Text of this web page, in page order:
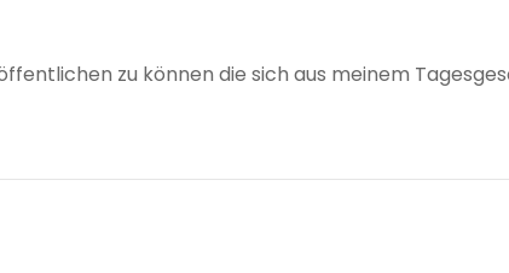
zu können die sich aus meinem